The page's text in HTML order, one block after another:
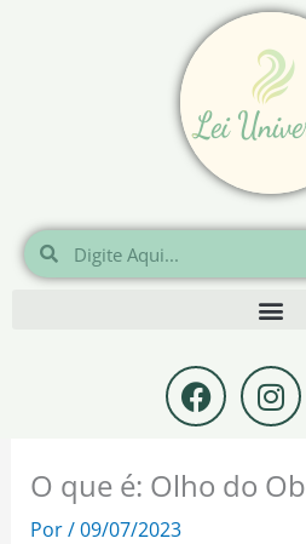
Pesquisar
Pesquisar
F
a
c
e
b
I
n
s
t
a
O que é: Olho do
Por/09/07/2023